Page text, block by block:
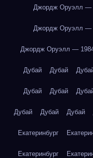
Джордж Оруэлл —
Джордж Оруэлл —
Джордж Оруэлл —
Дубай Дубай
Дубай Дубай
Дубай Дубай Дубай
Екатеринбург
Екатеринбург